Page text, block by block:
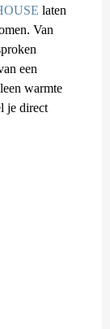
laten
Van
een
warmte
je direct